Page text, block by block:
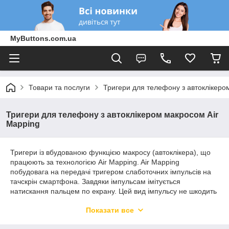
MyButtons.com.ua
Товари та послуги Тригери для телефону з
Тригери для телефону з автоклікером макросом Air
Mapping
Тригери із вбудованою функцією макросу (автоклікера), що
працюють за технологією Air Mapping. Air Mapping
побудовага на передачі тригером слаботочних імпульсів на
тачскрін смартфона. Завдяки імпульсам імітується
натискання пальцем по екрану. Цей вид імпульсу не шкодить
повністю імітує натискання пальцем. Імітація натискання
Показати все